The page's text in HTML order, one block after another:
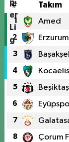
# Takım
1 Amed
2
3
4
5 Beşiktaş
6
7
8 Çorum